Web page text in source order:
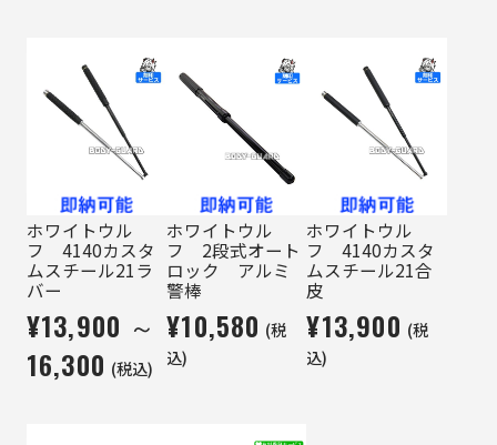
ホワイトウル
フ 4140カスタ
ムスチール21ラ
バー
¥13,900 ～
16,300 (税込)
ホワイトウル
フ 2段式オート
ロック アルミ
警棒
¥10,580 (税
込)
ホワイトウル
フ 4140カスタ
ムスチール21合
皮
¥13,900 (税
込)